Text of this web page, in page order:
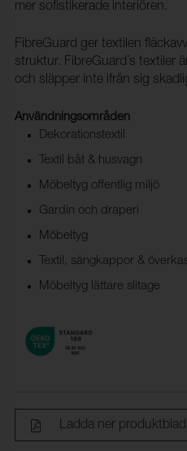
mer sofistikerade interiören.
FibreGuard ger textilen
struktur. FibreGuard´s textiler
och släpper inte ifrån sig
Användningsområden
Dekorationstextil
Textil båt & husvagn
Möbeltyg offentlig miljö
Gardin och draperi
Möbeltyg
Textil, sängkappor &
Möbeltyg lättare slitage
Ladda ner produktblad